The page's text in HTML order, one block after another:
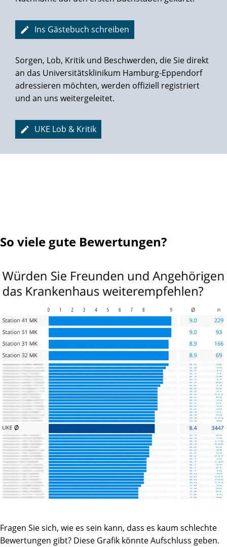
Ins Gästebuch schreiben
Sorgen, Lob, Kritik und Beschwerden, die Sie direkt
an das Universitätsklinikum Hamburg-Eppendorf
adressieren möchten, werden offiziell registriert
und an uns weitergeleitet.
UKE Lob & Kritik
So viele gute Bewertungen?
Fragen Sie sich, wie es sein kann, dass es kaum schlechte
Bewertungen gibt? Diese Grafik könnte Aufschluss geben.